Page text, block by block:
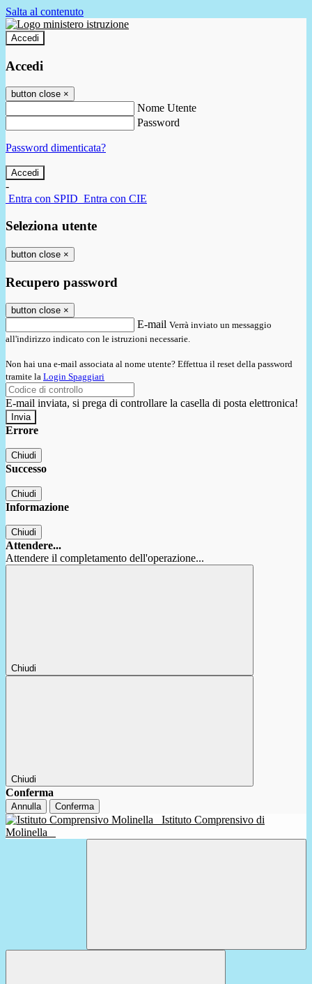
Salta al contenuto
Accedi
Accedi
button close ×
Nome Utente
Password
Password dimenticata?
-
Entra con SPID Entra con CIE
Seleziona utente
button close ×
Recupero password
button close ×
E-mail Verrà inviato un messaggio
all'indirizzo indicato con le istruzioni necessarie.
Non hai una e-mail associata al nome utente? Effettua il reset della password
tramite la Login Spaggiari
E-mail inviata, si prega di controllare la casella di posta elettronica!
Errore
Chiudi
Successo
Chiudi
Informazione
Chiudi
Attendere...
Attendere il completamento dell'operazione...
Chiudi
Chiudi
Conferma
Annulla Conferma
Istituto Comprensivo di
Molinella